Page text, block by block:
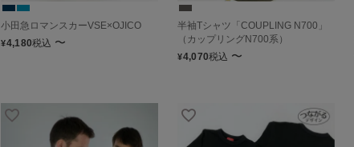
小田急ロマンスカーVSE×OJICO
¥4,180税込 〜
半袖Tシャツ「COUPLING N700」
（カップリングN700系）
¥4,070税込 〜